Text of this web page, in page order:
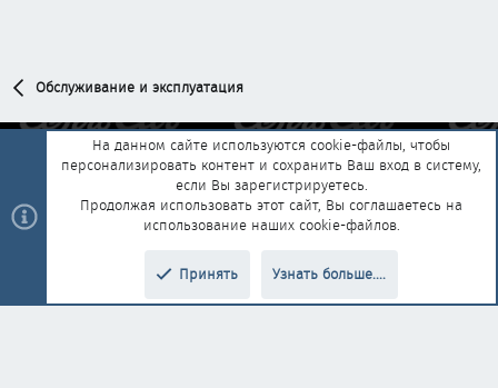
Обслуживание и эксплуатация
Обратная связь
Условия и правила
Политика конфиденциальности
Помощь Главная
R
add-ons by ThemeHouse Перевод от Jumuro®
На данном сайте используются cookie-файлы, чтобы
персонализировать контент и сохранить Ваш вход в систему,
если Вы зарегистрируетесь.
Продолжая использовать этот сайт, Вы соглашаетесь на
использование наших cookie-файлов.
Принять Узнать больше....